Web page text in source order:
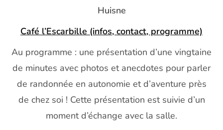
Huisne
Café l’Escarbille (infos, contact, programme)
Au programme : une présentation d’une vingtaine
de minutes avec photos et anecdotes pour parler
de randonnée en autonomie et d’aventure près
de chez soi ! Cette présentation est suivie d’un
moment d’échange avec la salle.